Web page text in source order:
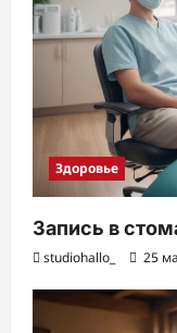
Здоровье
Запись в
studiohallo_ 25